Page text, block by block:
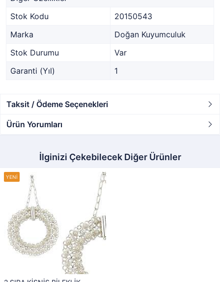
Stok Kodu
20150543
Marka
Doğan Kuyumculuk
Stok Durumu
Var
Garanti (Yıl)
1
Taksit / Ödeme Seçenekleri
Ürün Yorumları
İlginizi Çekebilecek Diğer Ürünler